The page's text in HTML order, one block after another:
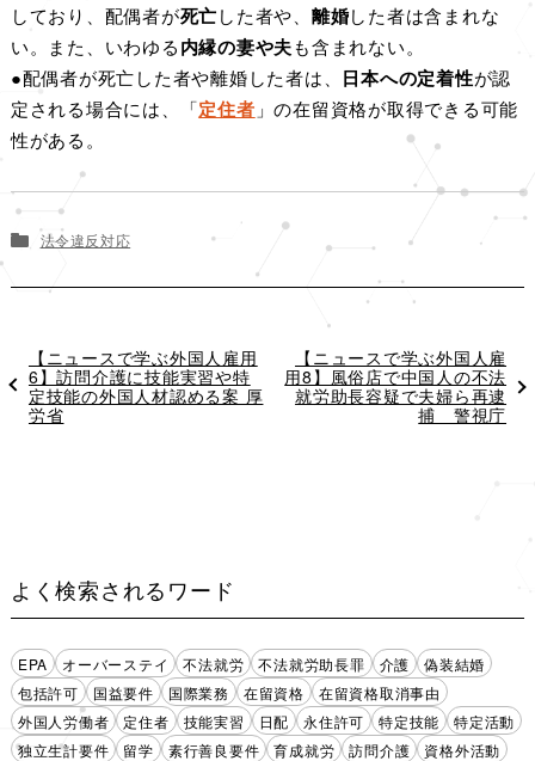
しており、配偶者が死亡した者や、 離婚した者は含まれな
い。また、いわゆる内縁の妻や夫も含まれない。
●配偶者が死亡した者や離婚した者は、 日本への定着性が認
定される場合には、「定住者 」の在留資格が取得できる可能
性がある。
法令違反対応
過
去
の
投
【ニュースで学ぶ外国人雇用
6】訪問介護に技能実習や特
定技能の外国人材認める案 厚
労省
次
の
投
【ニュースで学ぶ外国人雇
用8】風俗店で中国人の不法
就労助長容疑で夫婦ら再逮
捕 警視庁
よく検索されるワード
EPA オーバーステイ 不法就労 不法就労助長罪 介護
偽装結婚
包括許可
国益要件 国際業務 在留資格
在留資格取消事由
外国人労働者
定住者 技能実習 日配 永住許可 特定技能
特定活動
独立生計要件
留学 素行善良要件 育成就労 訪問介護
資格外活動